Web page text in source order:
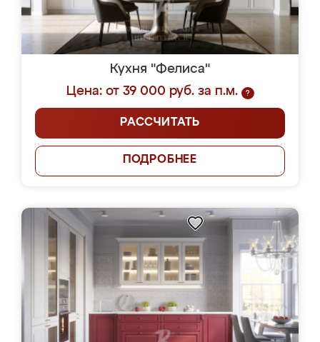
Кухня "Фелиса"
Цена: от 39 000 руб. за п.м.
?
РАССЧИТАТЬ
ПОДРОБНЕЕ